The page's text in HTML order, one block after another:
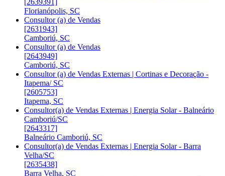
[2639391]
Florianópolis, SC
Consultor (a) de Vendas
[2631943]
Camboriú, SC
Consultor (a) de Vendas
[2643949]
Camboriú, SC
Consultor (a) de Vendas Externas | Cortinas e Decoração -
Itapema/ SC
[2605753]
Itapema, SC
Consultor(a) de Vendas Externas | Energia Solar - Balneário
Camboriú/SC
[2643317]
Balneário Camboriú, SC
Consultor(a) de Vendas Externas | Energia Solar - Barra
Velha/SC
[2635438]
Barra Velha, SC